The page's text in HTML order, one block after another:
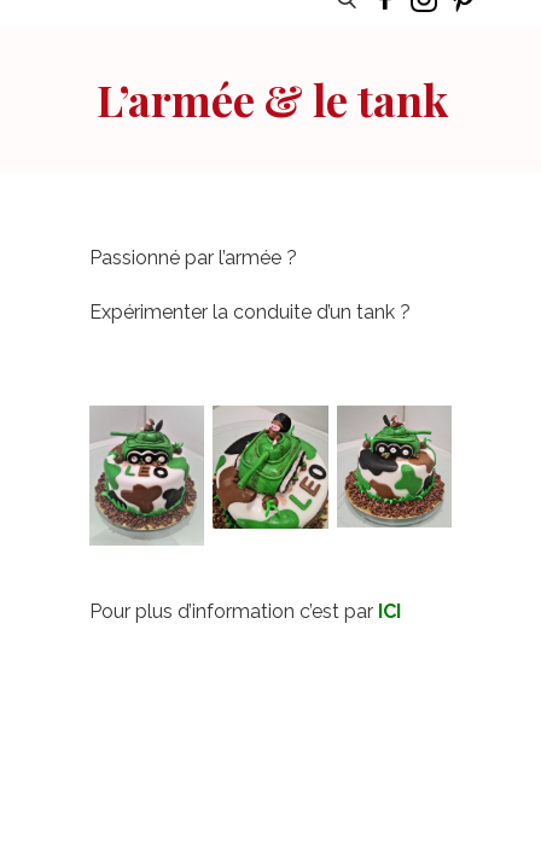
L’armée & le tank
Passionné par l’armée ?
Expérimenter la conduite d’un tank ?
Pour plus d’information c’est par ICI